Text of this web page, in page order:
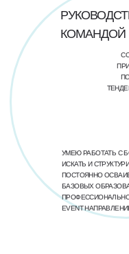
КОМАНДОЙ
УМЕЮ РАБОТАТЬ С
ИСКАТЬ И
ПОСТОЯННО
БАЗОВЫХ
EVENT